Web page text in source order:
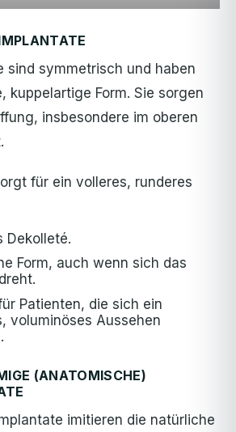
sind symmetrisch und haben
kuppelartige Form. Sie sorgen
insbesondere im oberen
für ein volleres, runderes
Dekolleté.
Form, auch wenn sich das
Patienten, die sich ein
voluminöses Aussehen
(ANATOMISCHE)
imitieren die natürliche